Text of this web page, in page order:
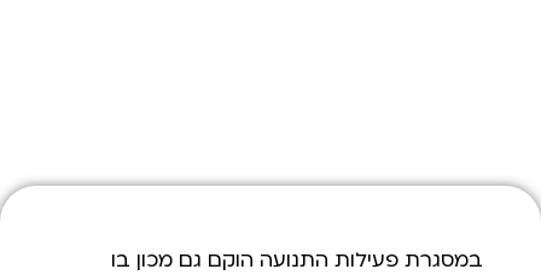
במסגרת פעילות התנועה הוקם גם מכון בו